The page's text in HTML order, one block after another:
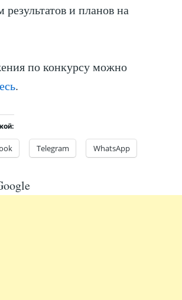
и планов на
по конкурсу можно
.
Telegram WhatsApp